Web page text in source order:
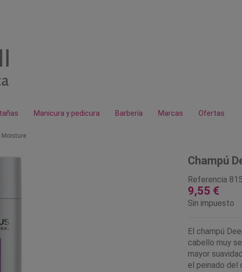
Manicura y pedicura Barbería Marcas Ofertas
Moisture
Champú
Referencia
9,55 €
Sin impuesto
El champú
cabello muy
mayor
el peinado del